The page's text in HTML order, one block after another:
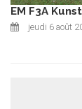
EM F3A
jeudi 6 août